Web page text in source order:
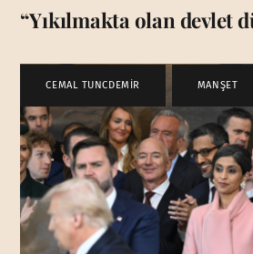
“Yıkılmakta olan devlet
CEMAL TUNCDEMİR MANŞET